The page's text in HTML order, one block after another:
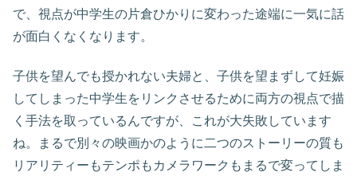
で、視点が中学生の片倉ひかりに変わった途端に一気に話
が面白くなくなります。
子供を望んでも授かれない夫婦と、子供を望まずして妊娠
してしまった中学生をリンクさせるために両方の視点で描
く手法を取っているんですが、これが大失敗しています
ね。まるで別々の映画かのように二つのストーリーの質も
リアリティーもテンポもカメラワークもまるで変ってしま